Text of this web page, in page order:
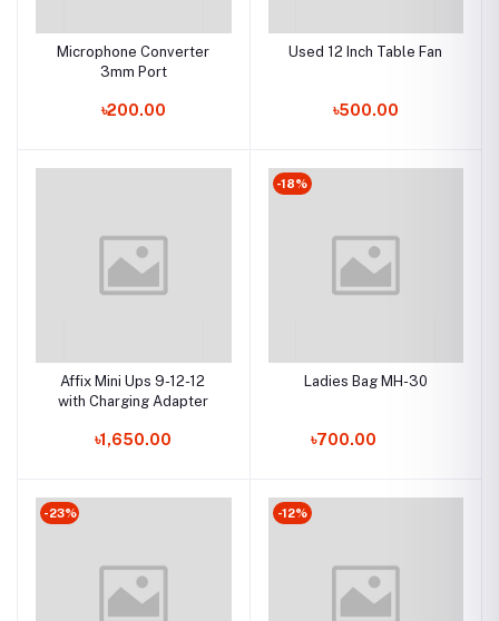
Microphone Converter
3mm Port
৳200.00
Used 12 Inch Table Fan
৳500.00
Affix Mini Ups 9-12-12
with Charging Adapter
৳1,650.00
-18%
Ladies Bag MH-30
৳700.00
-23% -12%